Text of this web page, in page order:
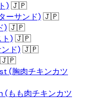
) 🇯🇵
ーサンド) 🇯🇵
) 🇯🇵
) 🇯🇵
ド) 🇯🇵
🇯🇵
(胸肉チキンカツ
(もも肉チキンカツ